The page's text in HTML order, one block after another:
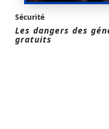
Sécurité
Les dangers des
gratuits